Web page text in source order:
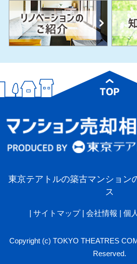
東京テアトルの築古マンション
ス
サイトマップ 会社情報 個
Copyright (c) TOKYO THEATRES
Reserved.